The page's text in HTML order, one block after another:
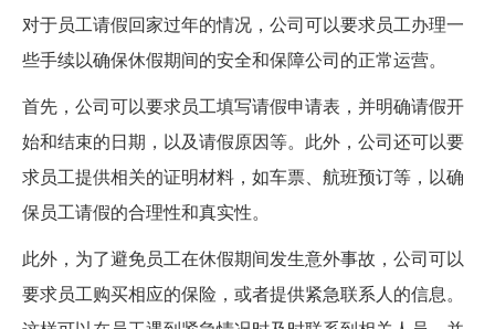
对于员工请假回家过年的情况，公司可以要求员工办理一
些手续以确保休假期间的安全和保障公司的正常运营。
首先，公司可以要求员工填写请假申请表，并明确请假开
始和结束的日期，以及请假原因等。此外，公司还可以要
求员工提供相关的证明材料，如车票、航班预订等，以确
保员工请假的合理性和真实性。
此外，为了避免员工在休假期间发生意外事故，公司可以
要求员工购买相应的保险，或者提供紧急联系人的信息。